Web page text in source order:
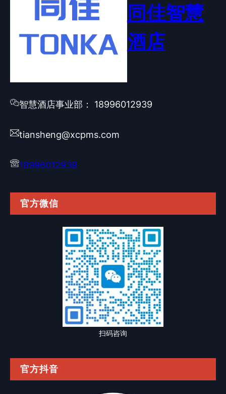
同佳智慧
酒店
智慧酒店事业部： 18996012939
tiansheng@xcpms.com
18996012939
官方微信
扫码咨询
官方抖音